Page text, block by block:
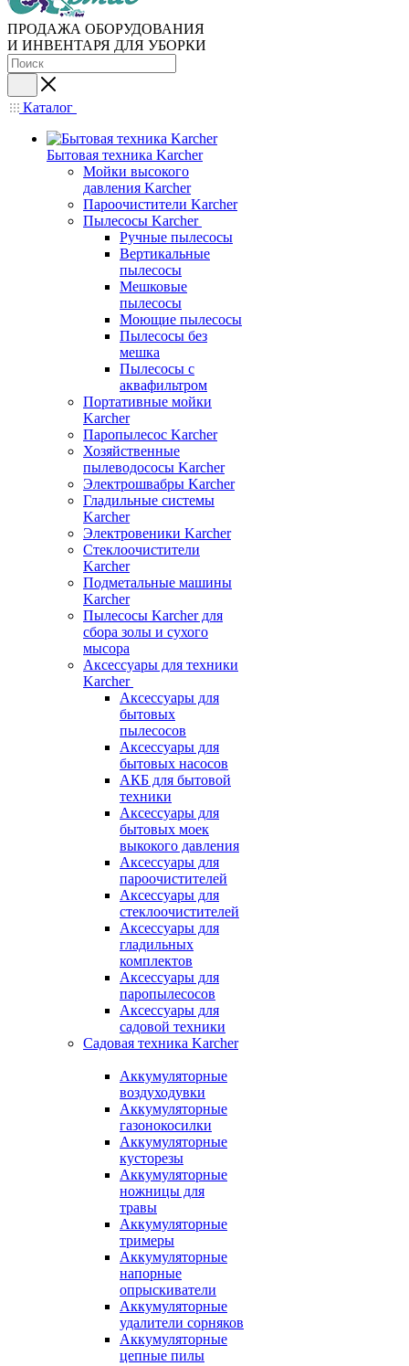
ПРОДАЖА ОБОРУДОВАНИЯ
И ИНВЕНТАРЯ ДЛЯ УБОРКИ
Каталог
Бытовая техника Karcher
Мойки высокого
давления Karcher
Пароочистители Karcher
Пылесосы Karcher
Ручные пылесосы
Вертикальные
пылесосы
Мешковые
пылесосы
Моющие пылесосы
Пылесосы без
мешка
Пылесосы с
аквафильтром
Портативные мойки
Karcher
Паропылесос Karcher
Хозяйственные
пылеводососы Karcher
Электрошвабры Karcher
Гладильные системы
Karcher
Электровеники Karcher
Стеклоочистители
Karcher
Подметальные машины
Karcher
Пылесосы Karcher для
сбора золы и сухого
мысора
Аксессуары для техники
Karcher
Аксессуары для
бытовых
пылесосов
Аксессуары для
бытовых насосов
АКБ для бытовой
техники
Аксессуары для
бытовых моек
выкокого давления
Аксессуары для
пароочистителей
Аксессуары для
стеклоочистителей
Аксессуары для
гладильных
комплектов
Аксессуары для
паропылесосов
Аксессуары для
садовой техники
Садовая техника Karcher
Аккумуляторные
воздуходувки
Аккумуляторные
газонокосилки
Аккумуляторные
кусторезы
Аккумуляторные
ножницы для
травы
Аккумуляторные
тримеры
Аккумуляторные
напорные
опрыскиватели
Аккумуляторные
удалители сорняков
Аккумуляторные
цепные пилы